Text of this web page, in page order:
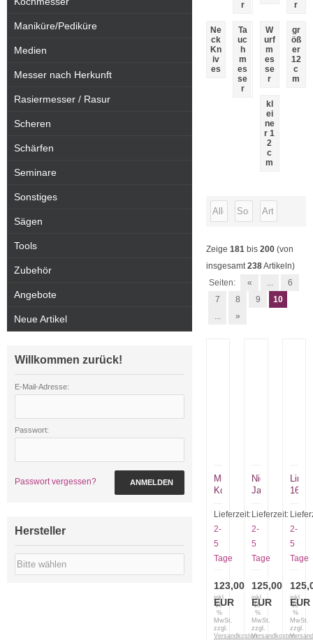
r
r
Ne
ck
Kn
iv
es
Ta
uc
h
m
es
se
r
W
urf
m
es
se
r
gr
öß
er
12
c
m
kl
ei
ne
r 1
2
c
m
Zeige 181 bis 200 (von
insgesamt238Artikeln)
Seiten:
« ...
6
7
8 9
10
...
»
Muela
Kodiak
mit
Hirschhorn
Lieferzeit:
2-
5
Tage
123,00
EUR
inkl.
19
%
MwSt.
zzgl.
Versandkosten
Nieto
Jagdmesser
137-
C
EDC
rot
Lieferzeit:
2-
5
Tage
125,00
EUR
inkl.
19
%
MwSt.
zzgl.
Versandkosten
mit
2-
5
Tage
EUR
inkl.
19
%
MwSt.
zzgl.
Maniküre/Pediküre
Medien
Messer nach Herkunft
Rasiermesser / Rasur
Scheren
Schärfen
Seminare
Sonstiges
Sägen
Tools
Zubehör
Angebote
Neue Artikel
Willkommen zurück!
E-Mail-Adresse:
Passwort:
Passwort vergessen? ANMELDEN
Hersteller